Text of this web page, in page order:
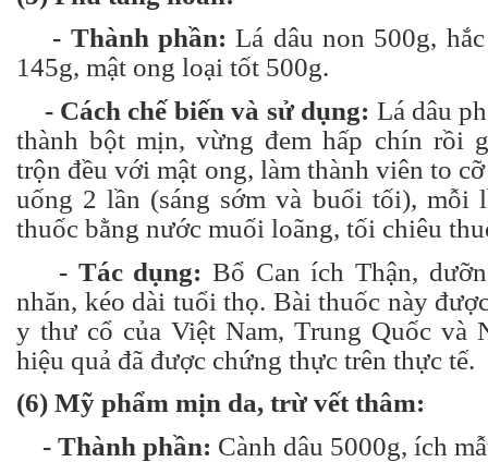
- Thành phần: Lá dâu non 500g,
145g, mật ong loại tốt 500g.
- Cách chế biến và sử dụng: Lá dâu
thành bột mịn, vừng đem hấp chín rồi
trộn đều với mật ong, làm thành viên to
uống 2 lần (sáng sớm và buổi tối), mỗi
thuốc bằng nước muối loãng, tối chiêu
- Tác dụng: Bổ Can ích Thận,
nhăn, kéo dài tuổi thọ. Bài thuốc này
y thư cổ của Việt Nam, Trung Quốc và
hiệu quả đã được chứng thực trên thực tế.
(6) Mỹ phẩm mịn da, trừ vết thâm:
- Thành phần: Cành dâu 5000g, ích